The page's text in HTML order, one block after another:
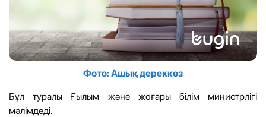
Фото: Ашық дереккөз
Бұл туралы Ғылым және жоғары білім министрлігі
мәлімдеді.